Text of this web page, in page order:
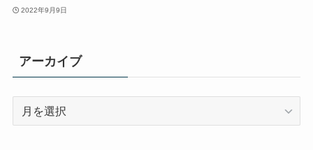
2022年9月9日
アーカイブ